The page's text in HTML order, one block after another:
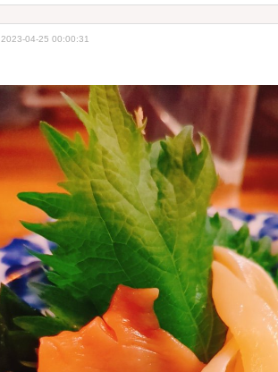
2023-04-25 00:00:31